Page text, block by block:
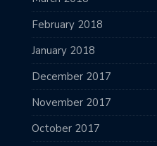
February 2018
January 2018
December 2017
November 2017
October 2017